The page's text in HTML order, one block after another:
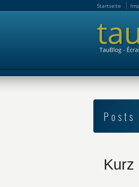
Startseite
Kurz
Startseite